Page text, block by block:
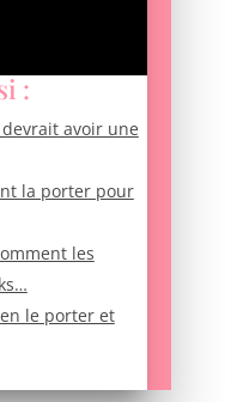
:
avoir une
la porter pour
les
le porter et